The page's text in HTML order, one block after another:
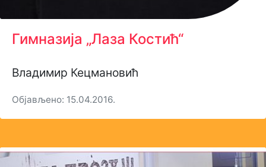
Гимназија „Лаза Костић“
Владимир Кецмановић
Објављено: 15.04.2016.